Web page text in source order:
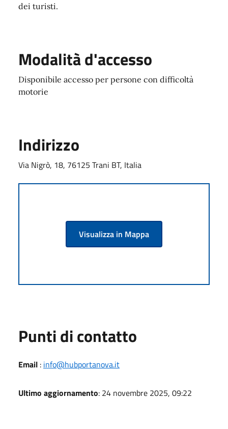
dei turisti.
Modalità d'accesso
Disponibile accesso per persone con difficoltà
motorie
Indirizzo
Via Nigrò, 18, 76125 Trani BT, Italia
Visualizza in Mappa
Punti di contatto
Email : info@hubportanova.it
Ultimo aggiornamento: 24 novembre 2025, 09:22